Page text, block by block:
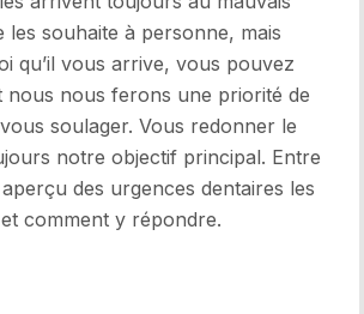
les souhaite à personne, mais
qu’il vous arrive, vous pouvez
nous nous ferons une priorité de
soulager. Vous redonner le
notre objectif principal. Entre
des urgences dentaires les
comment y répondre.